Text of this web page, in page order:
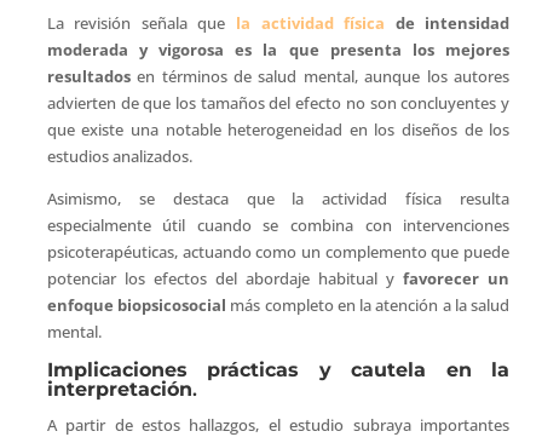
La revisión señala que la actividad física de intensidad
moderada y vigorosa es la que presenta los mejores
resultadosen términos de salud mental, aunque los autores
advierten de que los tamaños del efecto no son concluyentes y
que existe una notable heterogeneidad en los diseños de los
estudios analizados.
Asimismo, se destaca que la actividad física resulta
especialmente útil cuando se combina con intervenciones
psicoterapéuticas, actuando como un complemento que puede
potenciar los efectos del abordaje habitual yfavorecer un
enfoque biopsicosocial más completo en la atención a la salud
mental.
Implicaciones prácticas y cautela en la
interpretación.
A partir de estos hallazgos, el estudio subraya importantes